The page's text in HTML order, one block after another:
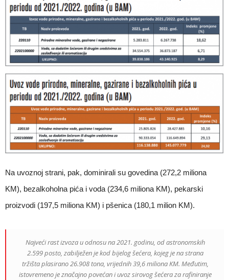
Na uvoznoj strani, pak, dominirali su govedina (272,2 miliona
KM), bezalkoholna pića i voda (234,6 miliona KM), pekarski
proizvodi (197,5 miliona KM) i pšenica (180,1 milion KM).
Najveći rast izvoza u odnosu na 2021. godinu, od astronomskih
2.599 posto, zabilježen je kod bijelog šećera, kojeg je na strana
tržišta plasirano 26.908 tona, vrijednih 39,6 miliona KM. Međutim,
istovremeno je značajno povećan i uvoz sirovog šećera za rafiniranje